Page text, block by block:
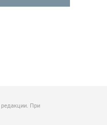
При